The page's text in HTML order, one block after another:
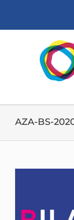
contenuto
AZA-BS-